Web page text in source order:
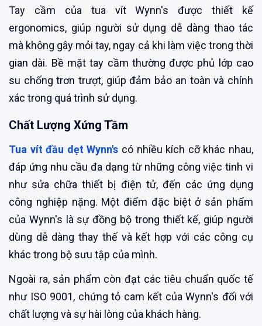
Tay cầm của tua vít Wynn's được thiết kế
ergonomics, giúp người sử dụng dễ dàng thao tác
mà không gây mỏi tay, ngay cả khi làm việc trong thời
gian dài. Bề mặt tay cầm thường được phủ lớp cao
su chống trơn trượt, giúp đảm bảo an toàn và chính
xác trong quá trình sử dụng.
Chất Lượng Xứng Tầm
​​​​​​​​Tua vít đầu dẹt Wynn's có nhiều kích cỡ khác nhau,
đáp ứng nhu cầu đa dạng từ những công việc tinh vi
như sửa chữa thiết bị điện tử, đến các ứng dụng
công nghiệp nặng. Một điểm đặc biệt ở sản phẩm
của Wynn's là sự đồng bộ trong thiết kế, giúp người
dùng dễ dàng thay thế và kết hợp với các công cụ
khác trong bộ sưu tập của mình.
Ngoài ra, sản phẩm còn đạt các tiêu chuẩn quốc tế
như ISO 9001, chứng tỏ cam kết của Wynn's đối với
chất lượng và sự hài lòng của khách hàng.